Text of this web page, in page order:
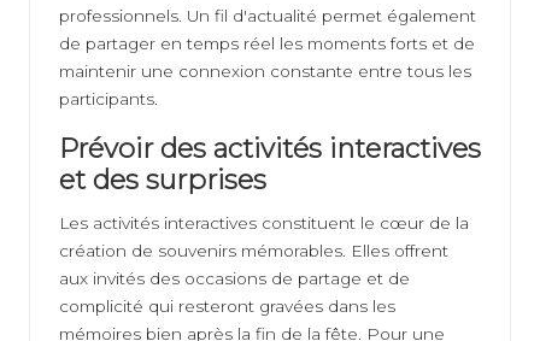
professionnels. Un fil d'actualité permet également
de partager en temps réel les moments forts et de
maintenir une connexion constante entre tous les
participants.
Prévoir des activités interactives
et des surprises
Les activités interactives constituent le cœur de la
création de souvenirs mémorables. Elles offrent
aux invités des occasions de partage et de
complicité qui resteront gravées dans les
mémoires bien après la fin de la fête. Pour une